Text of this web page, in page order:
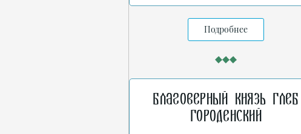
Подробнее
Благоверный князь Глеб
Городенский